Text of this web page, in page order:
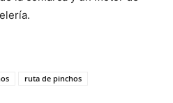
ruta de pinchos